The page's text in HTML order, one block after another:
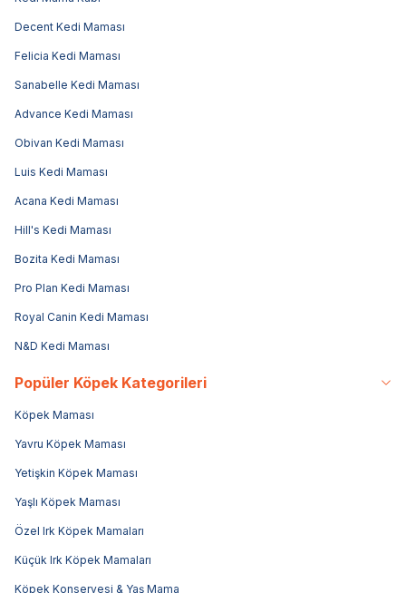
Decent Kedi Maması
Felicia Kedi Maması
Sanabelle Kedi Maması
Advance Kedi Maması
Obivan Kedi Maması
Luis Kedi Maması
Acana Kedi Maması
Hill's Kedi Maması
Bozita Kedi Maması
Pro Plan Kedi Maması
Royal Canin Kedi Maması
N&D Kedi Maması
Popüler Köpek Kategorileri
Köpek Maması
Yavru Köpek Maması
Yetişkin Köpek Maması
Yaşlı Köpek Maması
Özel Irk Köpek Mamaları
Küçük Irk Köpek Mamaları
Köpek Konservesi & Yaş Mama